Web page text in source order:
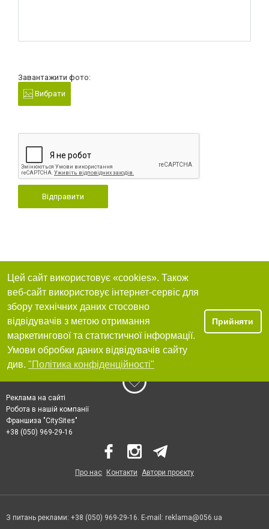
Завантажити фото:
Вибрати
Відправити
Цей сайт використовує «cookies». Також
веб-сайт використовує інтернет-сервіс для
збору технічних даних стосовно
відвідувачів з метою отримання
маркетингової та статистичної інформації.
Умови обробки даних відвідувачів сайту
див. "Політика конфіденційності"
Прийняти
Реклама на сайті
Робота в нашій компанії
Франшиза "CitySites"
+38 (050) 969-29-16
Про нас Контакти Автори проєкту
З питань реклами: +38 (050) 969-29-16. E-mail: reklama@056.ua